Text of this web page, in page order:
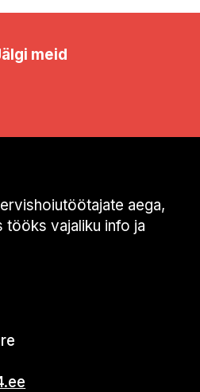
meid
aega,
tööks vajaliku info ja